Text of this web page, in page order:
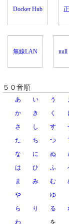
Docker Hub
無線LAN null
５０音順
あ い う
か
き く
さ
し す
た
ち つ
な
に ぬ
は
ひ ふ
ま
み む
や
ゆ
ら
り る
わ
を